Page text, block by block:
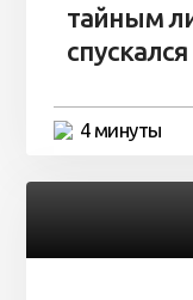
тайным
спускался
4 минуты